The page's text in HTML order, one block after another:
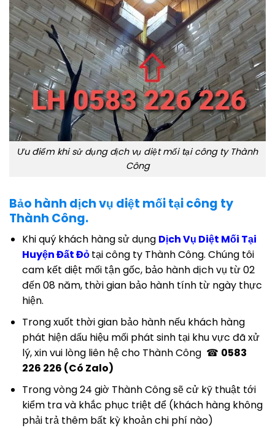
Ưu điểm khi sử dụng dịch vụ diệt mối tại công ty Thành
Công
Bảo hành dịch vụ diệt mối tại công ty
Thành Công.
Khi quý khách hàng sử dụng Dịch Vụ Diệt Mối Tại
Huyện Đất Đỏtại công ty Thành Công. Chúng tôi
cam kết diệt mối tận gốc, bảo hành dịch vụ từ 02
đến 08 năm, thời gian bảo hành tính từ ngày thực
hiện.
Trong xuốt thời gian bảo hành nếu khách hàng
phát hiện dấu hiệu mối phát sinh tại khu vực đã xử
lý, xin vui lòng liên hệ cho Thành Công ☎ 0583
226 226 (Có Zalo)
Trong vòng 24 giờ Thành Công sẽ cử kỹ thuật tới
kiểm tra và khắc phục triệt để (khách hàng không
phải trả thêm bất kỳ khoản chi phí nào)